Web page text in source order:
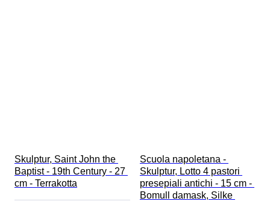
Skulptur, Saint John the
Baptist - 19th Century - 27
cm - Terrakotta
Scuola napoletana -
Skulptur, Lotto 4 pastori
presepiali antichi - 15 cm -
Bomull damask, Silke